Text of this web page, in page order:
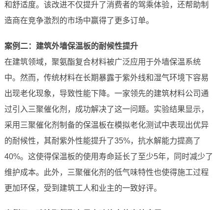
和舒适度。该改进不仅提升了消费者的驾乘体验，还帮助制
造商在竞争激烈的市场中赢得了更多订单。
案例二：建筑外墙保温板的耐候性提升
在建筑领域，聚氨酯复合材料被广泛应用于外墙保温系统
中。然而，传统材料在长期暴露于紫外线和湿气环境下容易
出现老化现象，导致性能下降。一家领先的建筑材料公司通
过引入三聚催化剂，成功解决了这一问题。实验结果显示，
采用三聚催化剂制备的保温板在模拟老化测试中表现出优异
的耐候性，其耐紫外性能提升了35%，抗水解能力提高了
40%。这使得保温板的使用寿命延长了至少5年，同时减少了
维护成本。此外，三聚催化剂的低气味特性也使得施工过程
更加环保，受到建筑工人和业主的一致好评。